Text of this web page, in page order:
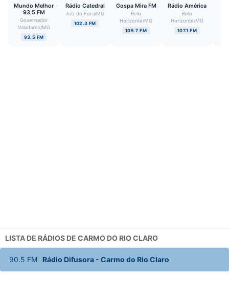
Mundo Melhor
93,5 FM
Governador
Valadares/MG
93.5 FM
Rádio Catedral
Juiz de Fora/MG
102.3 FM
Gospa Mira FM
Belo
Horizonte/MG
105.7 FM
Rádio América
Belo
Horizonte/MG
107.1 FM
LISTA DE RÁDIOS DE CARMO DO RIO CLARO
90.5 FM Rádio Difusora- Carmo do Rio Claro